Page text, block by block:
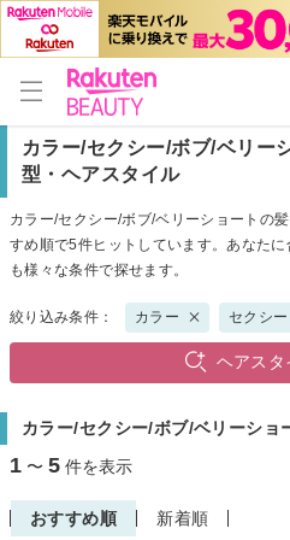
カラー/セクシー/ボブ/ベリー
型・ヘアスタイル
カラー/セクシー/ボブ/ベリーショートの
すめ順で5件ヒットしています。あなた
も様々な条件で探せます。
絞り込み条件： カラー セクシー
ヘアス
カラー/セクシー/ボブ/ベリーショ
1 〜 5 件を表示
おすすめ順 新着順